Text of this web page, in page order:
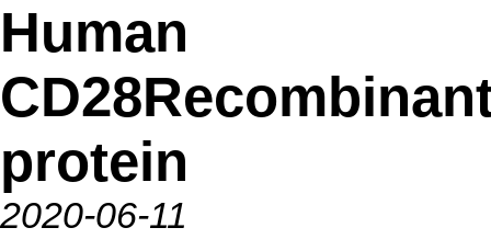
Human
protein
2020-06-11